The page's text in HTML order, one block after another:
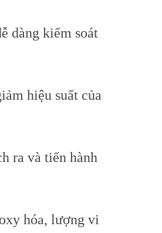
dàng kiểm soát
hiệu suất của
ra và tiến hành
hóa, lượng vi